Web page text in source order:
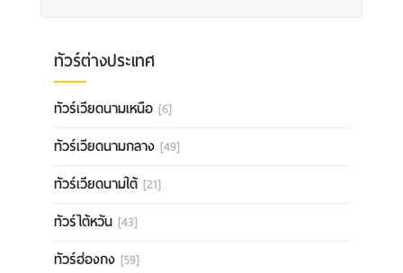
ทัวร์ต่างประเทศ
ทัวร์เวียดนามเหนือ [6]
ทัวร์เวียดนามกลาง [49]
ทัวร์เวียดนามใต้ [21]
ทัวร์ไต้หวัน [43]
ทัวร์ฮ่องกง [59]